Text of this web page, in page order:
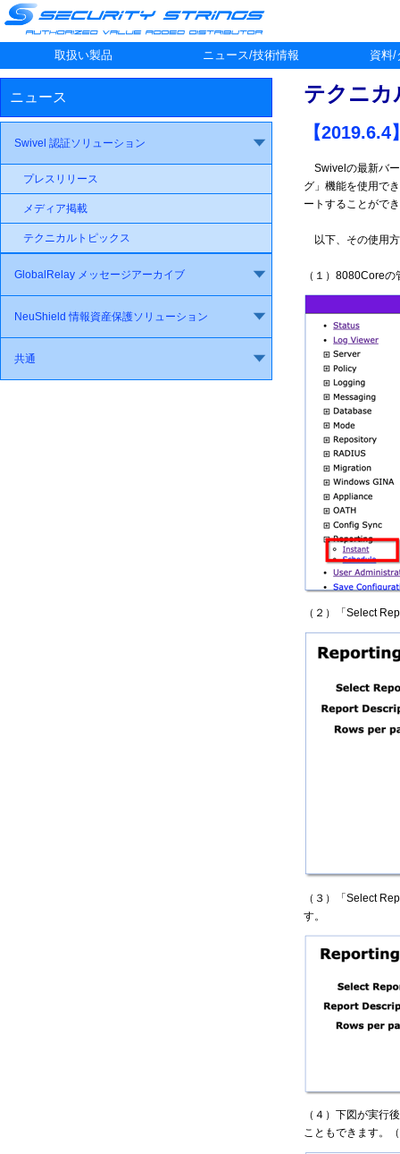
取扱い製品 ニュース/技術情報 資料/
ニュース
Swivel 認証ソリューション
プレスリリース
メディア掲載
テクニカルトピックス
GlobalRelay メッセージアーカイブ
NeuShield 情報資産保護ソリューション
共通
テクニカ
【
Swivelの最新バー
グ」機能を使用で
ートすることがで
以下、その使用
（１）8080Core
（２）「Select
（３）「Select
す。
（４）下図が実行
こともできます。